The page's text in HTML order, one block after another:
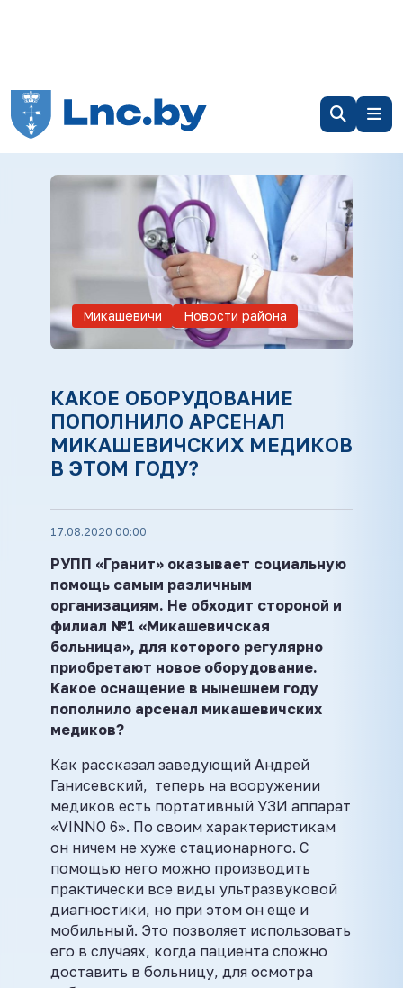
Микашевичи Новости района
КАКОЕ ОБОРУДОВАНИЕ
ПОПОЛНИЛО АРСЕНАЛ
МИКАШЕВИЧСКИХ МЕДИКОВ
В ЭТОМ ГОДУ?
17.08.2020 00:00
РУПП «Гранит» оказывает социальную
помощь самым различным
организациям. Не обходит стороной и
филиал №1 «Микашевичская
больница», для которого регулярно
приобретают новое оборудование.
Какое оснащение в нынешнем году
пополнило арсенал микашевичских
медиков?
Как рассказал заведующий Андрей
Ганисевский, теперь на вооружении
медиков есть портативный УЗИ аппарат
«VINNO 6». По своим характеристикам
он ничем не хуже стационарного. С
помощью него можно производить
практически все виды ультразвуковой
диагностики, но при этом он еще и
мобильный. Это позволяет использовать
его в случаях, когда пациента сложно
доставить в больницу, для осмотра